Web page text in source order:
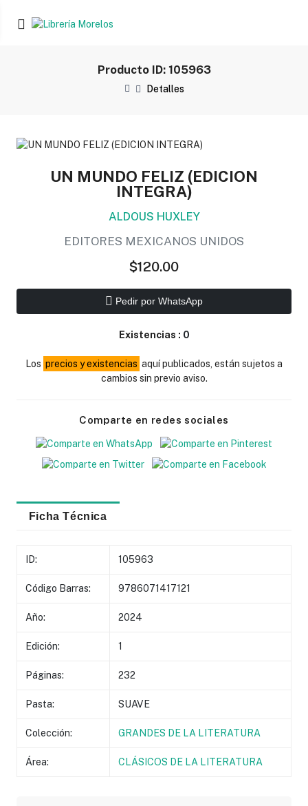
Producto ID: 105963
Detalles
UN MUNDO FELIZ (EDICION
INTEGRA)
ALDOUS HUXLEY
EDITORES MEXICANOS UNIDOS
$120.00
Pedir por WhatsApp
Existencias : 0
Los precios y existencias aquí publicados, están sujetos a
cambios sin previo aviso.
Comparte en redes sociales
Ficha Técnica
ID: 105963
Código Barras: 9786071417121
Año: 2024
Edición: 1
Páginas: 232
Pasta: SUAVE
Colección: GRANDES DE LA LITERATURA
Área: CLÁSICOS DE LA LITERATURA